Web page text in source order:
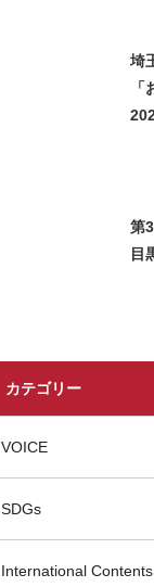
埼
第
目
カテゴリー
VOICE
SDGs
International Contents